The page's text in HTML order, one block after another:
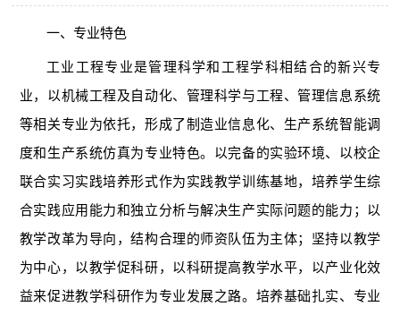
一、专业特色
工业工程专业是管理科学和工程学科相结合的新兴专
业，以机械工程及自动化、管理科学与工程、管理信息系统
等相关专业为依托，形成了制造业信息化、生产系统智能调
度和生产系统仿真为专业特色。以完备的实验环境、以校企
联合实习实践培养形式作为实践教学训练基地，培养学生综
合实践应用能力和独立分析与解决生产实际问题的能力；以
教学改革为导向，结构合理的师资队伍为主体；坚持以教学
为中心，以教学促科研，以科研提高教学水平，以产业化效
益来促进教学科研作为专业发展之路。培养基础扎实、专业